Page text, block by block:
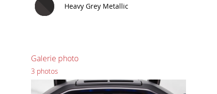
Heavy Grey Metallic
Galerie photo
3 photos